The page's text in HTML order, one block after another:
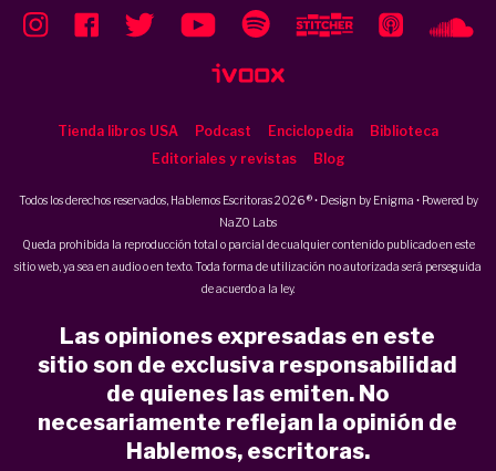
Tienda libros USA Podcast Enciclopedia
Biblioteca
Editoriales y revistas
Blog
Todos los derechos reservados, Hablemos Escritoras 2026 ® • Design by Enigma • Powered by
NaZO Labs
Queda prohibida la reproducción total o parcial de cualquier contenido publicado en este
sitio web, ya sea en audio o en texto. Toda forma de utilización no autorizada será perseguida
de acuerdo a la ley.
Las opiniones expresadas en este
sitio son de exclusiva responsabilidad
de quienes las emiten. No
necesariamente reflejan la opinión de
Hablemos, escritoras.